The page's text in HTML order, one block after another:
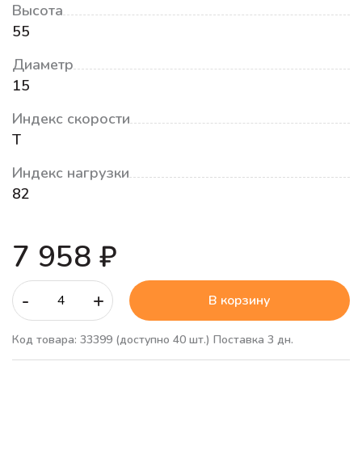
Высота
55
Диаметр
15
Индекс скорости
T
Индекс нагрузки
82
7 958 ₽
- + В корзину
Код товара: 33399 (доступно 40 шт.) Поставка 3 дн.